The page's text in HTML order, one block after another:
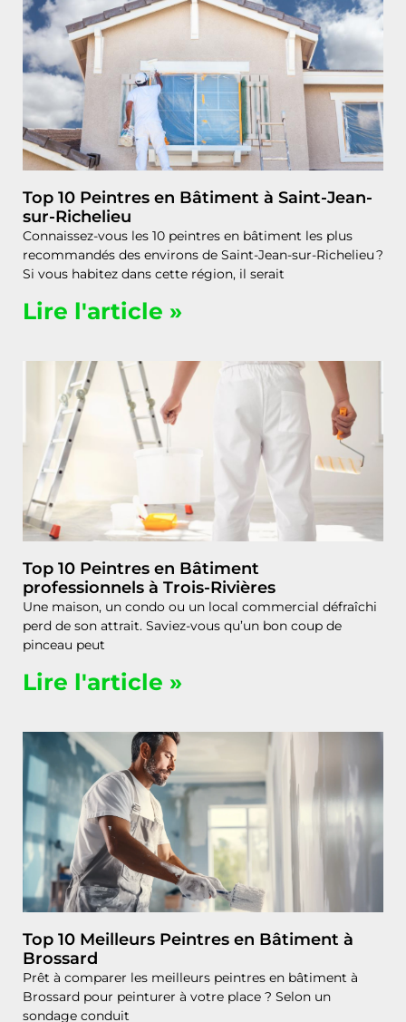
Top 10 Peintres en Bâtiment à Saint-Jean-
sur-Richelieu
Connaissez-vous les 10 peintres en bâtiment les plus
recommandés des environs de Saint-Jean-sur-Richelieu ?
Si vous habitez dans cette région, il serait
Lire l'article »
Top 10 Peintres en Bâtiment
professionnels à Trois-Rivières
Une maison, un condo ou un local commercial défraîchi
perd de son attrait. Saviez-vous qu’un bon coup de
pinceau peut
Lire l'article »
Top 10 Meilleurs Peintres en Bâtiment à
Brossard
Prêt à comparer les meilleurs peintres en bâtiment à
Brossard pour peinturer à votre place ? Selon un
sondage conduit